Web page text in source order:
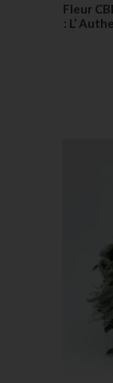
Fleur
: L’